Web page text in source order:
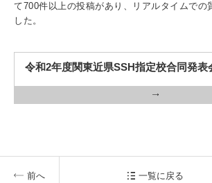
一般・企業の方
Pick Up
て700件以上の投稿があり、リアルタイムでの
した。
令和2年度関東近県SSH指定校合同発表
前へ 一覧に戻る